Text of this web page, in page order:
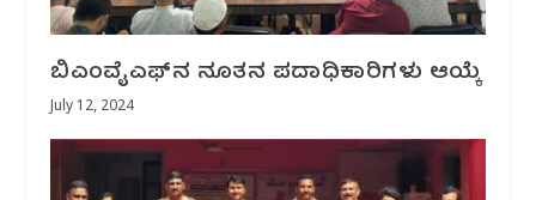
ಬಿಎಂವೈಎಫ್‌ನ ನೂತನ ಪದಾಧಿಕಾರಿಗಳು ಆಯ್ಕೆ
July 12, 2024